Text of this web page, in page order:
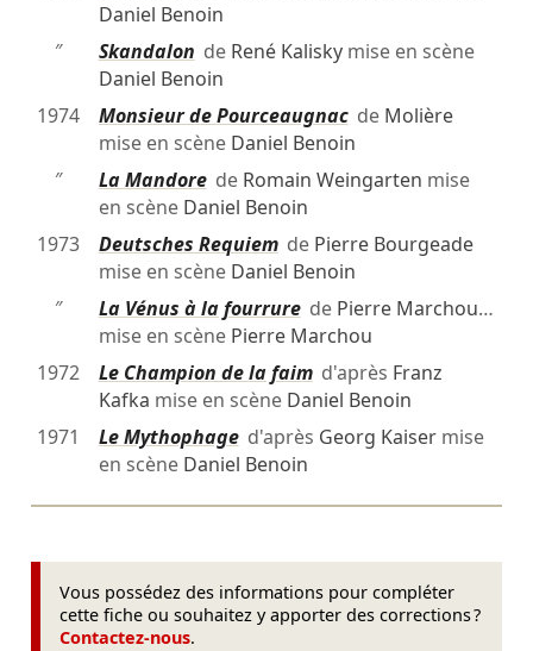
Daniel Benoin
″
Skandalon de René Kaliskymise en scène
Daniel Benoin
1974
Monsieur de Pourceaugnacde Molière
mise en scène Daniel Benoin
″
La Mandorede Romain Weingarten mise
en scène Daniel Benoin
1973
Deutsches Requiemde Pierre Bourgeade
mise en scène Daniel Benoin
″
La Vénus à la fourrurede Pierre Marchou…
mise en scène Pierre Marchou
1972
Le Champion de la faimd'après Franz
Kafka mise en scène Daniel Benoin
1971
Le Mythophaged'après Georg Kaisermise
en scène Daniel Benoin
Vous possédez des informations pour compléter
cette fiche ou souhaitez y apporter des corrections ?
Contactez-nous.